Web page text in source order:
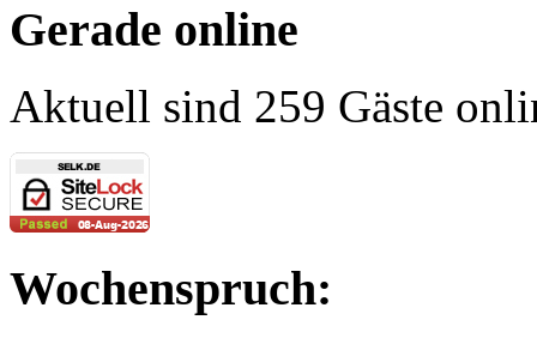
Gerade online
Aktuell sind 259 Gäste
Wochenspruch: